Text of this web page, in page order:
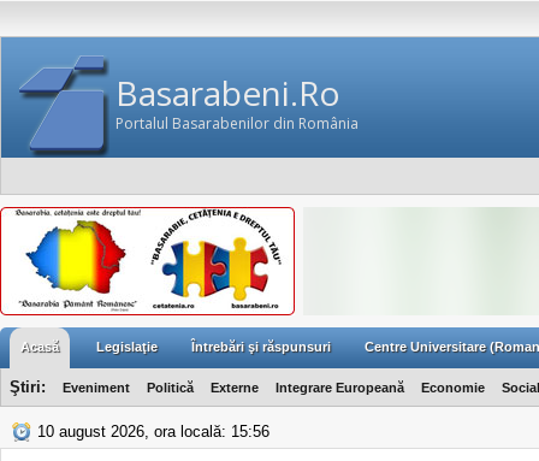
Basarabeni.Ro
Portalul Basarabenilor din România
Acasă Legislaţie Întrebări şi răspunsuri Centre Universitare
Ştiri: Eveniment Politică Externe Integrare Europeană Economie Social
10 august 2026, ora locală: 15:56